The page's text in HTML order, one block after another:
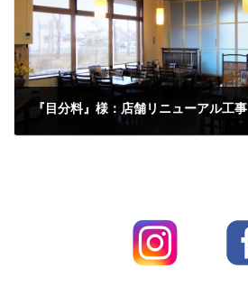
『目分料』様：店舗リニューアル工事